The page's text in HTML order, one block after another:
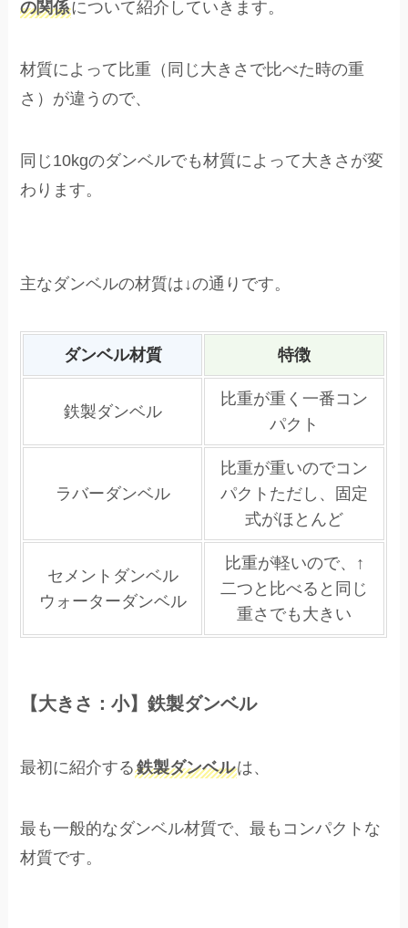
の関係について紹介していきます。
材質によって比重（同じ大きさで比べた時の重
さ）が違うので、
同じ10kgのダンベルでも材質によって大きさが変
わります。
主なダンベルの材質は↓の通りです。
ダンベル材質 特徴
鉄製ダンベル
比重が重く一番コン
パクト
ラバーダンベル
比重が重いのでコン
パクトただし、固定
式がほとんど
セメントダンベル
ウォーターダンベル
比重が軽いので、↑
二つと比べると同じ
重さでも大きい
【大きさ：小】鉄製ダンベル
最初に紹介する鉄製ダンベルは、
最も一般的なダンベル材質で、最もコンパクトな
材質です。